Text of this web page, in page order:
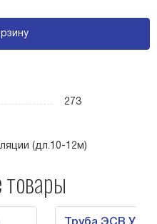
273
(дл.10-12м)